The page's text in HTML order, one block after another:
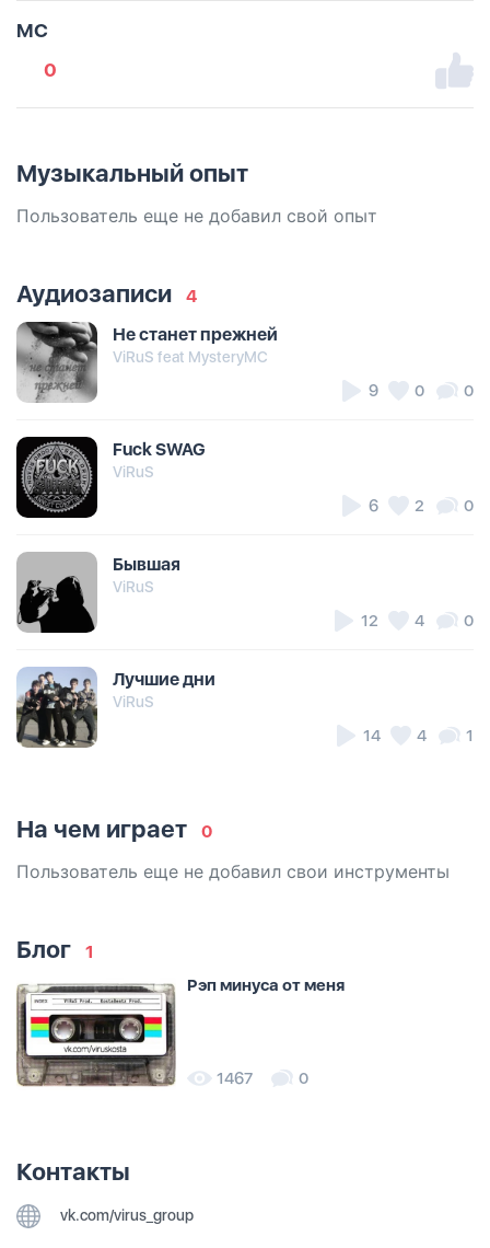
MC
0
Музыкальный опыт
Пользователь еще не добавил свой опыт
Аудиозаписи
4
Не станет прежней
ViRuS feat MysteryMC
9 0 0
Fuck SWAG
ViRuS
6 2 0
Бывшая
ViRuS
12 4 0
Лучшие дни
ViRuS
14 4 1
На чем играет 0
Пользователь еще не добавил свои инструменты
Блог 1
Рэп минуса от меня
1467 0
Контакты
vk.com/virus_group